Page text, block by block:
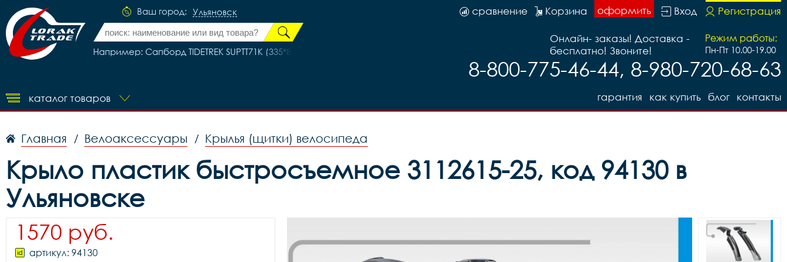
Ваш город: Ульяновск
Например: Сапборд TIDETREK SUPTT71K (335*86*15) коричневое дерево с сиденьем и двойным веслом, код 78940
Регистрация
Вход
оформить
Корзина
сравнение
Режим работы:
Пн-Пт 10.00-19.00
Онлайн- заказы! Доставка -
бесплатно! Звоните!
8-800-775-46-44, 8-980-720-68-63
каталог товаров контакты
блог
как купить
гарантия
Главная / Велоаксессуары / Крылья (щитки) велосипеда
Крыло пластик быстросъемное 3112615-25, код 94130 в
Ульяновске
1570 руб.
артикул: 94130